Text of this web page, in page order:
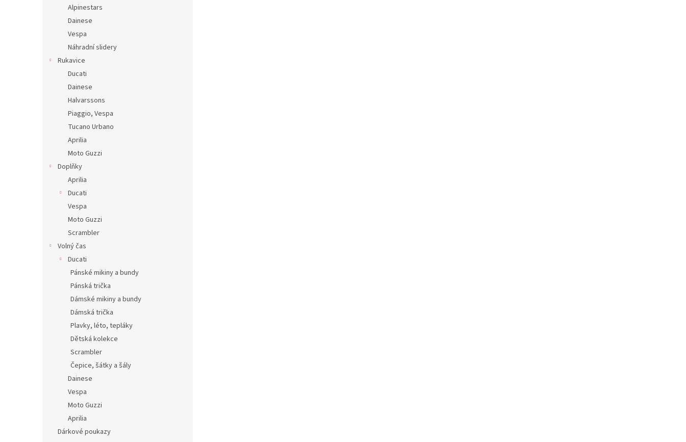
Alpinestars
Dainese
Vespa
Náhradní slidery
Rukavice
Ducati
Dainese
Halvarssons
Piaggio, Vespa
Tucano Urbano
Aprilia
Moto Guzzi
Doplňky
Aprilia
Ducati
Vespa
Moto Guzzi
Scrambler
Volný čas
Ducati
Pánské mikiny a bundy
Pánská trička
Dámské mikiny a bundy
Dámská trička
Plavky, léto, tepláky
Dětská kolekce
Scrambler
Čepice, šátky a šály
Dainese
Vespa
Moto Guzzi
Aprilia
Dárkové poukazy